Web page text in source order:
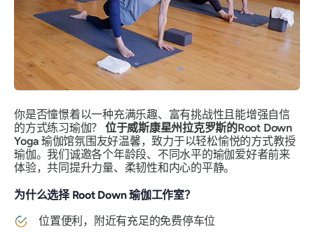
你是否憧憬着以一种充满乐趣、富有挑战性且能增强自信
的方式练习瑜伽？ 位于威斯康星州拉克罗斯的Root Down
Yoga 瑜伽馆氛围友好温馨，致力于以轻松愉悦的方式教授
瑜伽。我们诚邀各个年龄段、不同水平的瑜伽爱好者前来
体验，共同提升力量、柔韧性和内心的平静。
为什么选择 Root Down 瑜伽工作室？
位置便利，附近有充足的免费停车位